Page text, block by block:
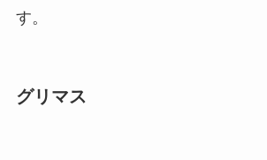
す。
グリマス